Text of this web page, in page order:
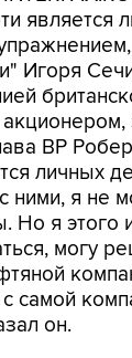
является
Игоря
BP
личных
ними, я не
Но я этого
могу
самой
он.